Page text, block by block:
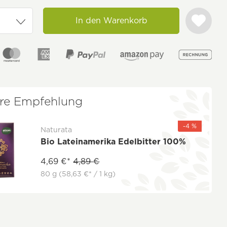
In den Warenkorb
Empfehlung
-4 %
Naturata
Bio Lateinamerika Edelbitter 100%
4,69 €* 4,89 €
80 g (58,63 €* / 1 kg)